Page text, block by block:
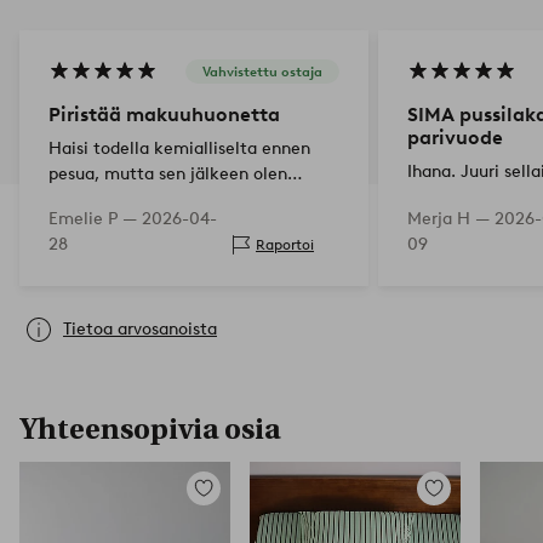
Vahvistettu ostaja
Piristää makuuhuonetta
Haisi todella kemialliselta ennen
pesua, mutta sen jälkeen olen
Emelie P — 2026-04-
28
Raportoi
SIMA
parivuode
Ihana. Juuri
Merja H —
09
Tietoa arvosanoista
Yhteensopivia osia
Lisää
suosikkeihin
Lisää
suosikkeihin